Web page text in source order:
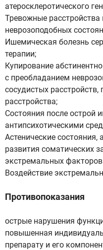
атеросклеротического
Тревожные расстройства
неврозоподобных
Ишемическая болезнь
терапии;
Купирование
с преобладанием
сосудистых расстройств,
расстройства;
Состояния после острой
антипсихотическими
Астенические
развития соматических
экстремальных факторов
Воздействие
Противопоказания
острые нарушения
повышенная
препарату и его